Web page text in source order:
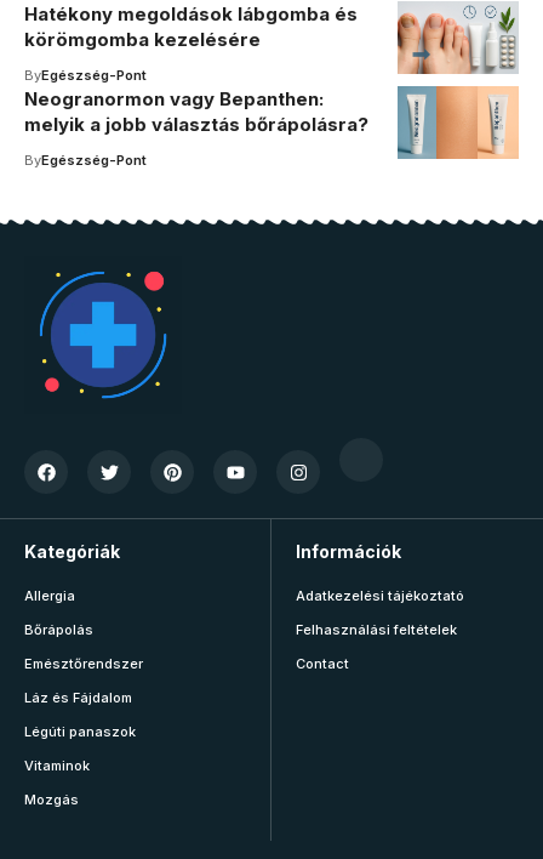
Hatékony megoldások lábgomba és
körömgomba kezelésére
ByEgészség-Pont
Neogranormon vagy Bepanthen:
melyik a jobb választás bőrápolásra?
ByEgészség-Pont
Kategóriák
Allergia
Bőrápolás
Emésztőrendszer
Láz és Fájdalom
Légúti panaszok
Vitaminok
Mozgás
Információk
Adatkezelési tájékoztató
Felhasználási feltételek
Contact